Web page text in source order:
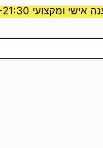
9:00-21:30 / טלפון: